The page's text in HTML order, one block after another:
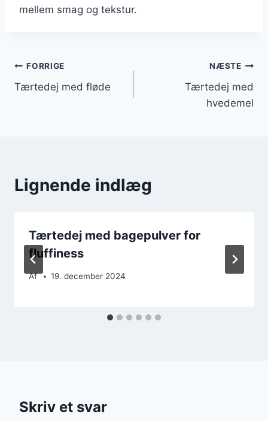
mellem smag og tekstur.
Indlægsnavigation
FORRIGE
Tærtedej med fløde
NÆSTE
Tærtedej med
hvedemel
Lignende indlæg
Tærtedej med bagepulver for
fluffiness
Af 19. december 2024
Skriv et svar